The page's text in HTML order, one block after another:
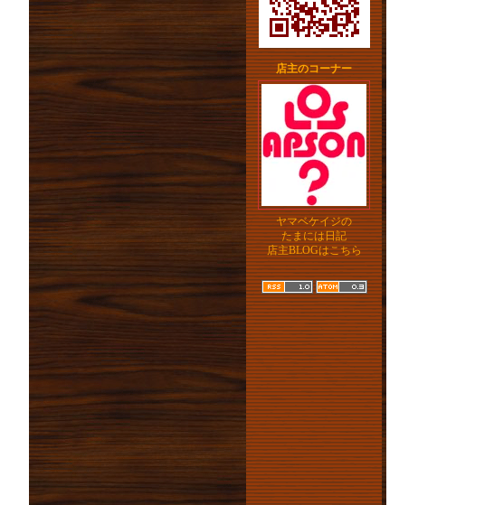
店主のコーナー
ヤマベケイジの
たまには日記
店主BLOGはこちら